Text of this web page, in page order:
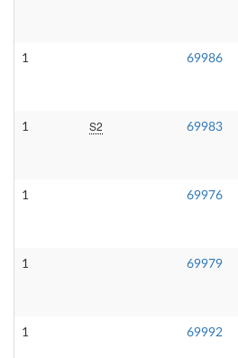
1 69986
1 S2 69983
1 69976
1 69979
1 69992